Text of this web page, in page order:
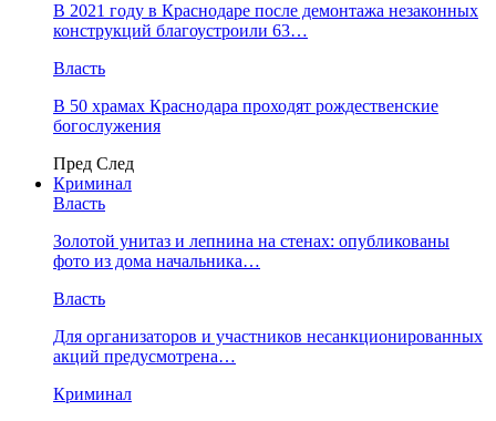
В 2021 году в Краснодаре после демонтажа незаконных
конструкций благоустроили 63…
Власть
В 50 храмах Краснодара проходят рождественские
богослужения
Пред След
Криминал
Власть
​Золотой унитаз и лепнина на стенах: опубликованы
фото из дома начальника…
Власть
Для организаторов и участников несанкционированных
акций предусмотрена…
Криминал